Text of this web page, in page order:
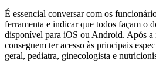
É essencial conversar com os
ferramenta e indicar que todos façam o
disponível para iOS ou Android. Após a
conseguem ter acesso às principais
geral, pediatra, ginecologista e